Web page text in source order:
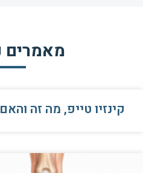
מאמרים
קינזיו טייפ, מה זה